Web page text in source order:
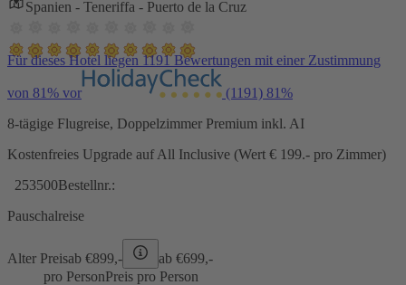
Spanien - Teneriffa - Puerto de la Cruz
Für dieses Hotel liegen 1191 Bewertungen mit einer Zustimmung
von 81% vor (1191) 81%
8-tägige Flugreise, Doppelzimmer Premium inkl. AI
Kostenfreies Upgrade auf All Inclusive (Wert € 199.- pro Zimmer)
253500Bestellnr.:
Pauschalreise
Alter Preisab €899,- ab €699,-
pro PersonPreis pro Person